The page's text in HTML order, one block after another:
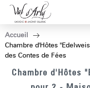
Accueil
Chambre d'Hôtes
des Contes de Fées
Chambre d'Hôtes